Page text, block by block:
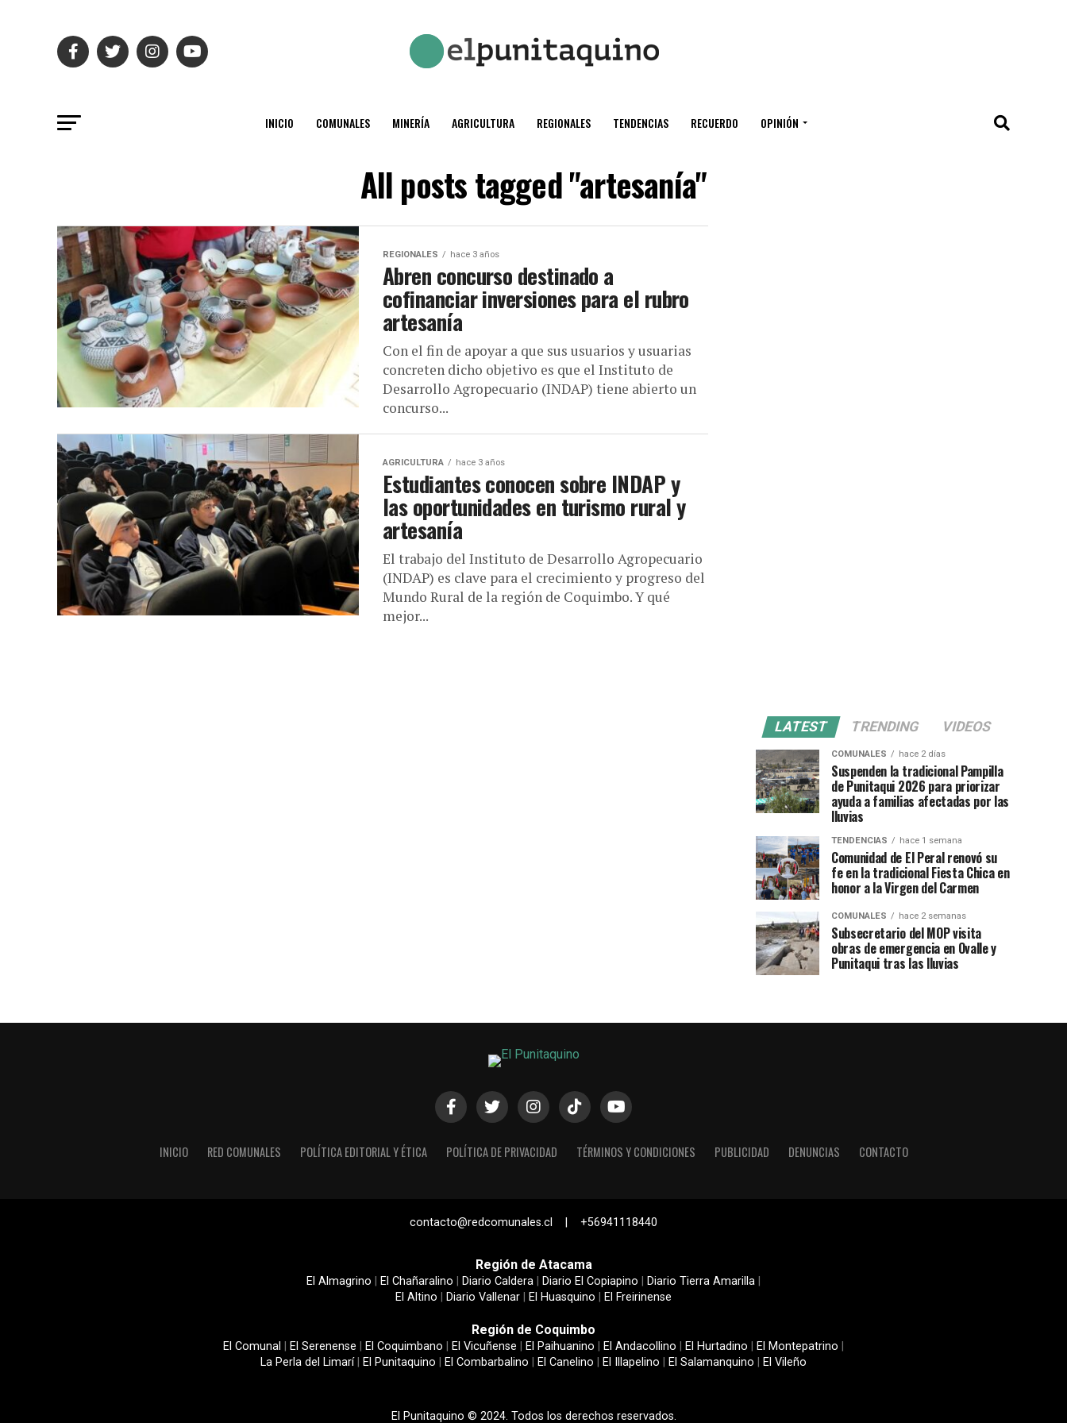
INICIO COMUNALES MINERÍA AGRICULTURA REGIONALES TENDENCIAS RECUERDO OPINIÓN
All posts tagged "artesanía"
REGIONALES hace 3 años
Abren concurso destinado a
cofinanciar inversiones para el rubro
artesanía
Con el fin de apoyar a que sus usuarios y usuarias
concreten dicho objetivo es que el Instituto de
Desarrollo Agropecuario (INDAP) tiene abierto un
concurso...
AGRICULTURA hace 3 años
Estudiantes conocen sobre INDAP y
las oportunidades en turismo rural y
artesanía
El trabajo del Instituto de Desarrollo Agropecuario
(INDAP) es clave para el crecimiento y progreso del
Mundo Rural de la región de Coquimbo. Y qué
mejor...
LATEST TRENDING VIDEOS
COMUNALES hace 2 días
Suspenden la tradicional Pampilla
de Punitaqui 2026 para priorizar
ayuda a familias afectadas por las
lluvias
TENDENCIAS hace 1 semana
Comunidad de El Peral renovó su
fe en la tradicional Fiesta Chica en
honor a la Virgen del Carmen
COMUNALES hace 2 semanas
Subsecretario del MOP visita
obras de emergencia en Ovalle y
Punitaqui tras las lluvias
INICIO RED COMUNALES POLÍTICA EDITORIAL Y ÉTICA POLÍTICA DE PRIVACIDAD TÉRMINOS Y CONDICIONES PUBLICIDAD DENUNCIAS CONTACTO
contacto@redcomunales.cl | +56941118440
Región de Atacama
El Almagrino El Chañaralino Diario Caldera Diario El Copiapino Diario Tierra Amarilla
El Altino
Diario Vallenar El Huasquino El Freirinense
Región de Coquimbo
El Comunal El Serenense El Coquimbano El Vicuñense El Paihuanino El Andacollino El Hurtadino El Montepatrino
La Perla del Limarí| El Punitaquino El Combarbalino El Canelino El Illapelino El Salamanquino El Vileño
El Punitaquino © 2024. Todos los derechos reservados.